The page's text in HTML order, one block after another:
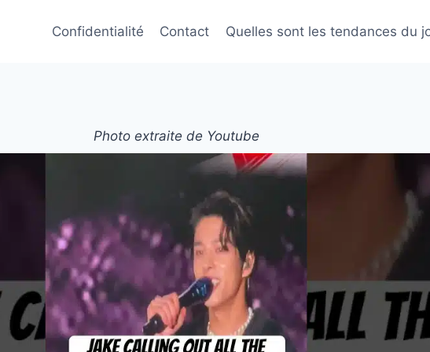
Confidentialité Contact Quelles sont les tendances du
Photo extraite de Youtube